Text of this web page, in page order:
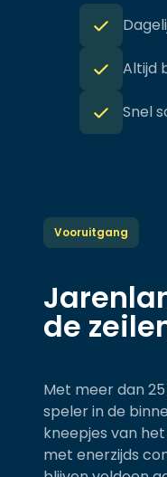
Altijd
Snel
Vooruitgang
de
Met meer dan
speler in de
kneepjes van
met enerzijds